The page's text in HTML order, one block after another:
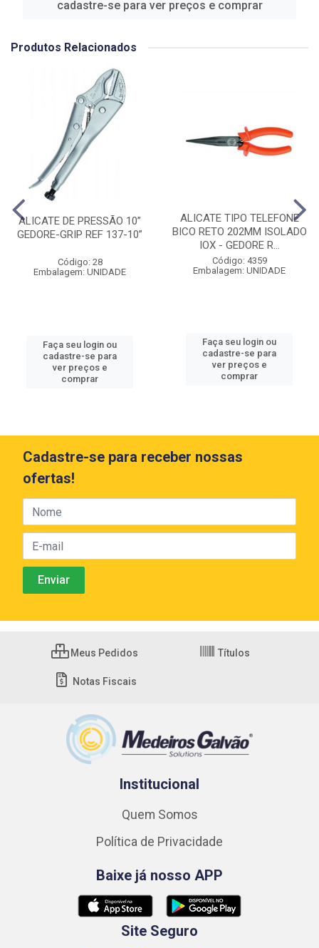
cadastre-se para ver preços e comprar
Produtos Relacionados
ALICATE DE PRESSÃO 10”
GEDORE-GRIP REF 137-10”
Código: 28
Embalagem: UNIDADE
Faça seu login ou
cadastre-se para
ver preços e
comprar
ALICATE TIPO TELEFONE
BICO RETO 202MM ISOLADO
IOX - GEDORE R...
Código: 4359
Embalagem: UNIDADE
Faça seu login ou
cadastre-se para
ver preços e
comprar
Cadastre-se para receber nossas
ofertas!
Meus Pedidos Títulos
Notas Fiscais
Institucional
Quem Somos
Política de Privacidade
Baixe já nosso APP
Site Seguro